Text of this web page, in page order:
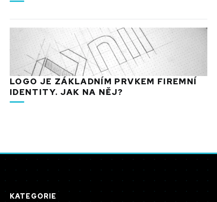
LOGO JE ZÁKLADNÍM PRVKEM FIREMNÍ
IDENTITY. JAK NA NĚJ?
KATEGORIE